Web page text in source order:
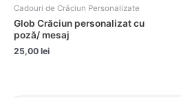
Cadouri de Crăciun Personalizate
Glob Crăciun personalizat cu
poză/ mesaj
25,00 lei